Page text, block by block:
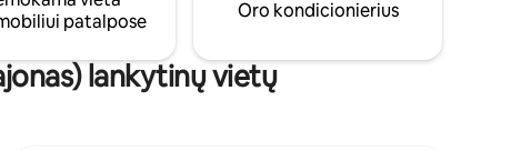
patalpose
Oro kondicionierius
lankytinų vietų